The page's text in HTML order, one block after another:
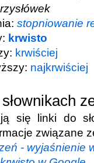
stopniowanie
krwisto
krwiściej
najkrwiściej
się linki do
związane
- wyjaśnienie